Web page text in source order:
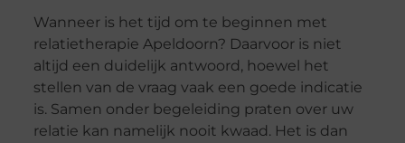
Wanneer is het tijd om te beginnen met
relatietherapie Apeldoorn? Daarvoor is niet
altijd een duidelijk antwoord, hoewel het
stellen van de vraag vaak een goede indicatie
is. Samen onder begeleiding praten over uw
relatie kan namelijk nooit kwaad. Het is dan